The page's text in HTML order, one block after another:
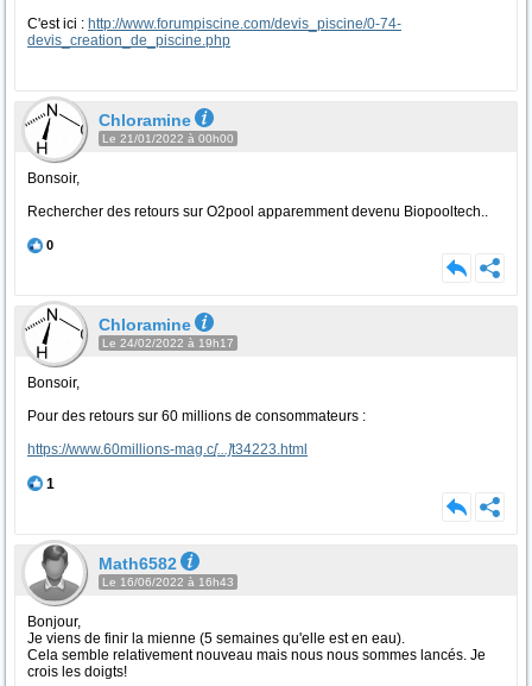
C'est ici : http://www.forumpiscine.com/devis_piscine/0-74-
devis_creation_de_piscine.php
Chloramine
Le 21/01/2022 à 00h00
Bonsoir,
Rechercher des retours sur O2pool apparemment devenu Biopooltech..
0
Chloramine
Le 24/02/2022 à 19h17
Bonsoir,
Pour des retours sur 60 millions de consommateurs :
https://www.60millions-mag.c[...]t34223.html
1
Math6582
Le 16/06/2022 à 16h43
Bonjour,
Je viens de finir la mienne (5 semaines qu'elle est en eau).
Cela semble relativement nouveau mais nous nous sommes lancés. Je
crois les doigts!